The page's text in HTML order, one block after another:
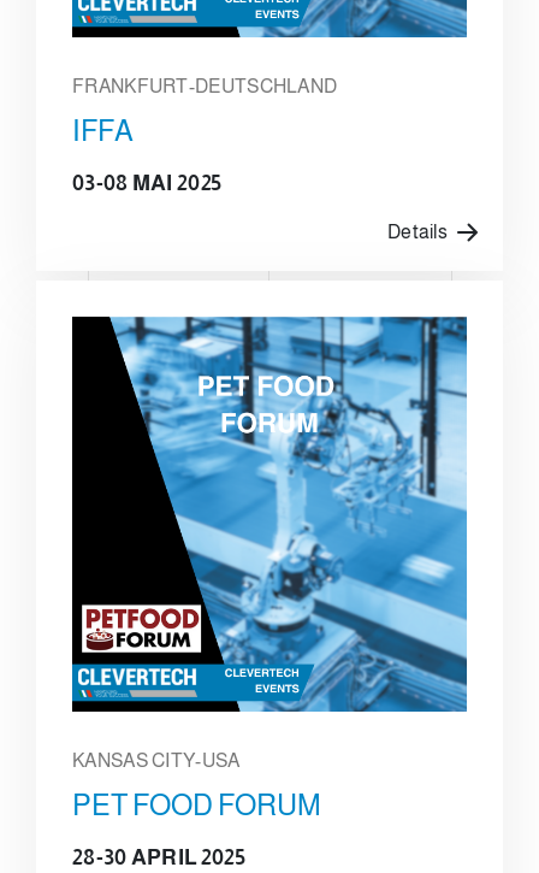
FRANKFURT-DEUTSCHLAND
IFFA
03-08 MAI 2025
Details
KANSAS CITY-USA
PET FOOD FORUM
28-30 APRIL 2025